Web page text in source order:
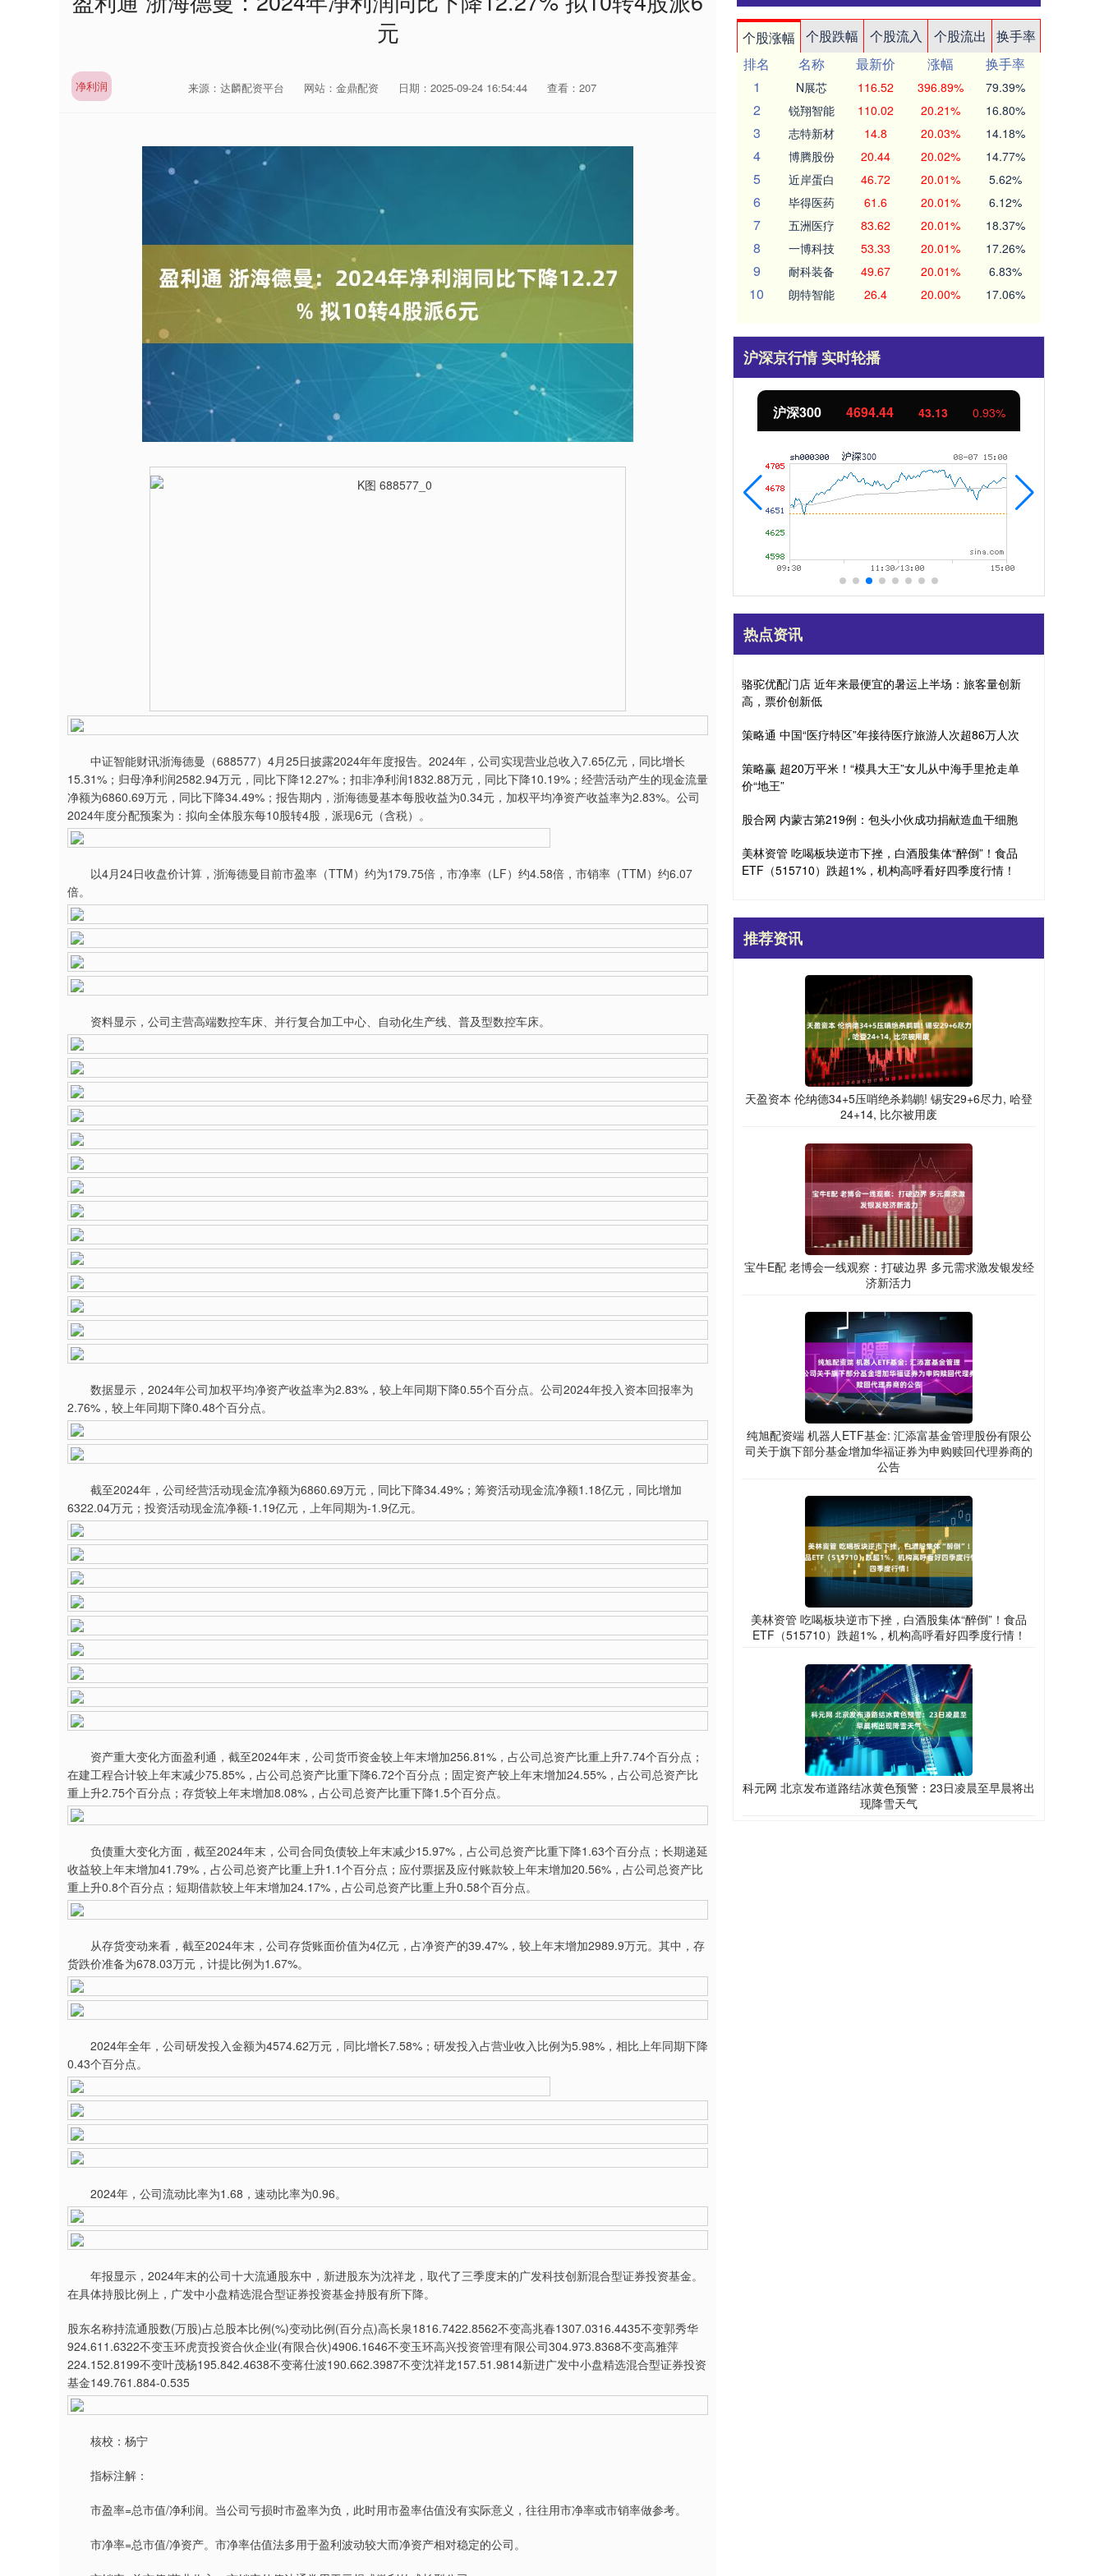
元
净利润 来源：达麟配资平台 网站：金鼎配资 日期：2025-09-24 16:54:44 查看：207
中证智能财讯浙海德曼（688577）4月25日披露2024年年度报告。2024年，公司实现营业总收入7.65亿元，同比增长
15.31%；归母净利润2582.94万元，同比下降12.27%；扣非净利润1832.88万元，同比下降10.19%；经营活动产生的现金流量
净额为6860.69万元，同比下降34.49%；报告期内，浙海德曼基本每股收益为0.34元，加权平均净资产收益率为2.83%。公司
2024年度分配预案为：拟向全体股东每10股转4股，派现6元（含税）。
以4月24日收盘价计算，浙海德曼目前市盈率（TTM）约为179.75倍，市净率（LF）约4.58倍，市销率（TTM）约6.07
倍。
资料显示，公司主营高端数控车床、并行复合加工中心、自动化生产线、普及型数控车床。
数据显示，2024年公司加权平均净资产收益率为2.83%，较上年同期下降0.55个百分点。公司2024年投入资本回报率为
2.76%，较上年同期下降0.48个百分点。
截至2024年，公司经营活动现金流净额为6860.69万元，同比下降34.49%；筹资活动现金流净额1.18亿元，同比增加
6322.04万元；投资活动现金流净额-1.19亿元，上年同期为-1.9亿元。
资产重大变化方面盈利通，截至2024年末，公司货币资金较上年末增加256.81%，占公司总资产比重上升7.74个百分点；
在建工程合计较上年末减少75.85%，占公司总资产比重下降6.72个百分点；固定资产较上年末增加24.55%，占公司总资产比
重上升2.75个百分点；存货较上年末增加8.08%，占公司总资产比重下降1.5个百分点。
负债重大变化方面，截至2024年末，公司合同负债较上年末减少15.97%，占公司总资产比重下降1.63个百分点；长期递延
收益较上年末增加41.79%，占公司总资产比重上升1.1个百分点；应付票据及应付账款较上年末增加20.56%，占公司总资产比
重上升0.8个百分点；短期借款较上年末增加24.17%，占公司总资产比重上升0.58个百分点。
从存货变动来看，截至2024年末，公司存货账面价值为4亿元，占净资产的39.47%，较上年末增加2989.9万元。其中，存
货跌价准备为678.03万元，计提比例为1.67%。
2024年全年，公司研发投入金额为4574.62万元，同比增长7.58%；研发投入占营业收入比例为5.98%，相比上年同期下降
0.43个百分点。
2024年，公司流动比率为1.68，速动比率为0.96。
年报显示，2024年末的公司十大流通股东中，新进股东为沈祥龙，取代了三季度末的广发科技创新混合型证券投资基金。
在具体持股比例上，广发中小盘精选混合型证券投资基金持股有所下降。
股东名称持流通股数(万股)占总股本比例(%)变动比例(百分点)高长泉1816.7422.8562不变高兆春1307.0316.4435不变郭秀华
924.611.6322不变玉环虎贲投资合伙企业(有限合伙)4906.1646不变玉环高兴投资管理有限公司304.973.8368不变高雅萍
224.152.8199不变叶茂杨195.842.4638不变蒋仕波190.662.3987不变沈祥龙157.51.9814新进广发中小盘精选混合型证券投资
基金149.761.884-0.535
核校：杨宁
指标注解：
市盈率=总市值/净利润。当公司亏损时市盈率为负，此时用市盈率估值没有实际意义，往往用市净率或市销率做参考。
市净率=总市值/净资产。市净率估值法多用于盈利波动较大而净资产相对稳定的公司。
个股涨幅 个股跌幅 个股流入 个股流出
换手率
排名
名称 最新价 涨幅
换手率
1
N展芯 116.52 396.89% 79.39%
2 锐翔智能 110.02 20.21% 16.80%
3 志特新材 14.8 20.03% 14.18%
4 博腾股份 20.44 20.02% 14.77%
5 近岸蛋白 46.72 20.01% 5.62%
6 毕得医药 61.6 20.01% 6.12%
7 五洲医疗 83.62 20.01% 18.37%
8 一博科技 53.33 20.01% 17.26%
9 耐科装备 49.67 20.01% 6.83%
10 朗特智能 26.4 20.00% 17.06%
沪深京行情 实时轮播
深证成指 14311.01 沪深300 4694.44 北证50 1134.24 11.37
热点资讯
骆驼优配门店 近年来最便宜的暑运上半场：旅客量创新
高，票价创新低
策略通 中国“医疗特区”年接待医疗旅游人次超86万人次
策略赢 超20万平米！“模具大王”女儿从中海手里抢走单
价“地王”
股合网 内蒙古第219例：包头小伙成功捐献造血干细胞
美林资管 吃喝板块逆市下挫，白酒股集体“醉倒”！食品
ETF（515710）跌超1%，机构高呼看好四季度行情！
推荐资讯
天盈资本 伦纳德34+5压哨绝杀鹈鹕! 锡安29+6尽力, 哈登
24+14, 比尔被用废
宝牛E配 老博会一线观察：打破边界 多元需求激发银发经
济新活力
纯旭配资端 机器人ETF基金: 汇添富基金管理股份有限公
司关于旗下部分基金增加华福证券为申购赎回代理券商的
公告
美林资管 吃喝板块逆市下挫，白酒股集体“醉倒”！食品
ETF（515710）跌超1%，机构高呼看好四季度行情！
科元网 北京发布道路结冰黄色预警：23日凌晨至早晨将出
现降雪天气